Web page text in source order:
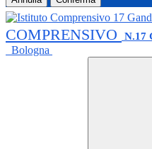
COMPRENSIVO
N.17
Bologna